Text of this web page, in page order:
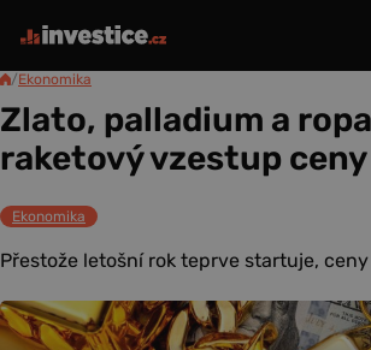
/Ekonomika
Zlato, palladium a
raketový vzestup ceny
Ekonomika
Přestože letošní rok teprve startuje,